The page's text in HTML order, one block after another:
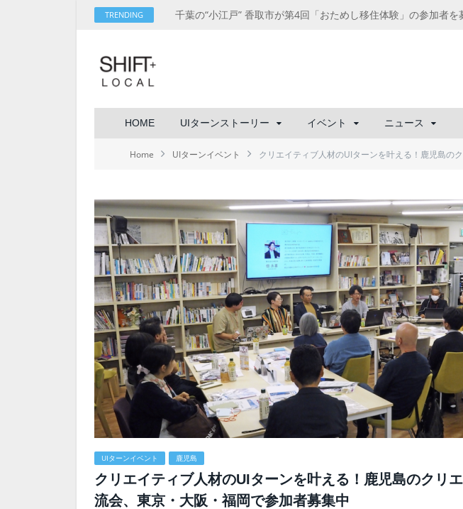
TRENDING
HOME UIターンストーリー イベント ニュース
Home UIターンイベント クリエイティブ人材のUIターンを叶える！鹿児島の
UIターンイベント 鹿児島
クリエイティブ人材のUIターンを叶える！鹿児島のクリ
流会、東京・大阪・福岡で参加者募集中